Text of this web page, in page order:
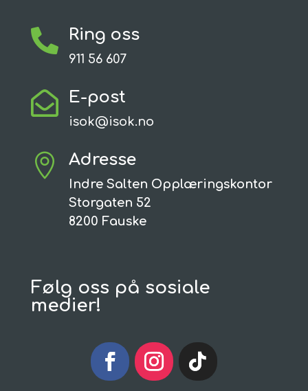
 Ring oss
911 56 607
 E-post
isok@isok.no
 Adresse
Indre Salten Opplæringskontor
Storgaten 52
8200 Fauske
Følg oss på sosiale
medier!